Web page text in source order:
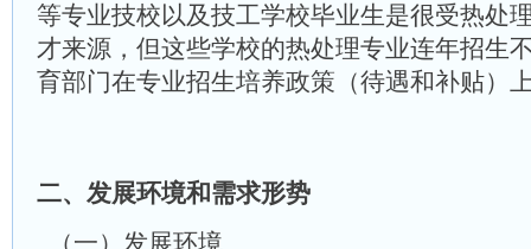
等专业技校以及技工学校毕业生是很受热处
才来源，但这些学校的热处理专业连年招生
育部门在专业招生培养政策（待遇和补贴）
二、发展环境和需求形势
（一）发展环境